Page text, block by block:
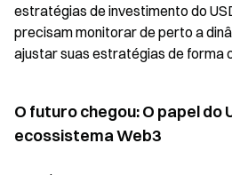
estratégias de investimento do
precisam monitorar de perto a
ajustar suas estratégias de forma
O futuro chegou: O papel do
ecossistema Web3